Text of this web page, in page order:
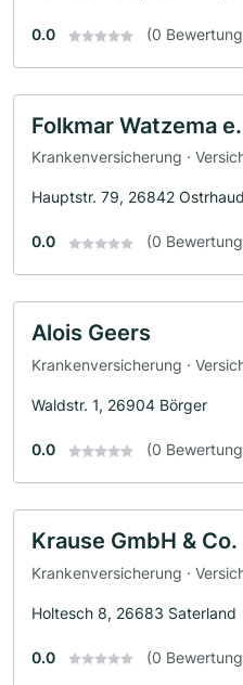
0.0 (0
Folkmar Watzema
Krankenversicherung ·
Hauptstr. 79, 26842
0.0 (0
Alois Geers
Krankenversicherung ·
Waldstr. 1, 26904 Börger
0.0 (0
Krause GmbH & Co.
Krankenversicherung ·
Holtesch 8, 26683 Saterland
0.0 (0